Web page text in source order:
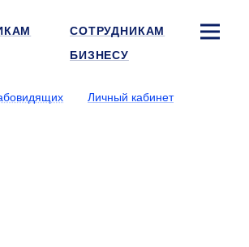
СОТРУДНИКАМ
БИЗНЕСУ
Личный кабинет